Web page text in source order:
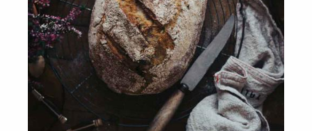
€ 1899
Inkl. MwSt., zzgl.Versand
€ 37,98/ 1 l
In den